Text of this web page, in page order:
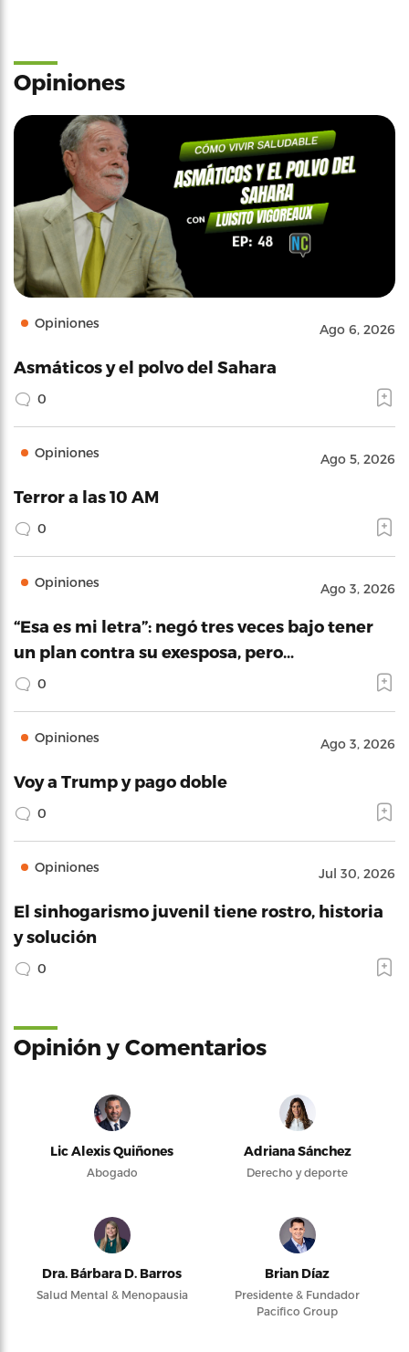
Opiniones
Opiniones Ago 6, 2026
Asmáticos y el polvo del Sahara
0
Opiniones Ago 5, 2026
Terror a las 10 AM
0
Opiniones Ago 3, 2026
“Esa es mi letra”: negó tres veces bajo tener
un plan contra su exesposa, pero…
0
Opiniones Ago 3, 2026
Voy a Trump y pago doble
0
Opiniones Jul 30, 2026
El sinhogarismo juvenil tiene rostro, historia
y solución
0
Opinión y Comentarios
Lic Alexis Quiñones
Abogado
Adriana Sánchez
Derecho y deporte
Dra. Bárbara D. Barros
Salud Mental & Menopausia
Brian Díaz
Presidente & Fundador
Pacifico Group